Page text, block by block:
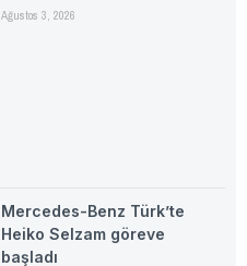
Ağustos 3, 2026
Mercedes-Benz Türk’te
Heiko Selzam göreve
başladı